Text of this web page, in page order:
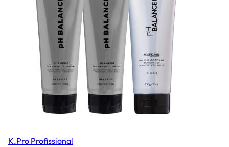
K.Pro Profissional